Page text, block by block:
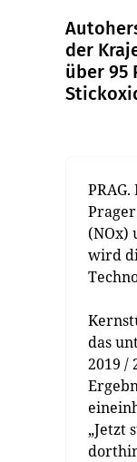
der
über 95
(NOx)
wird
das
2019 /
„Jetzt